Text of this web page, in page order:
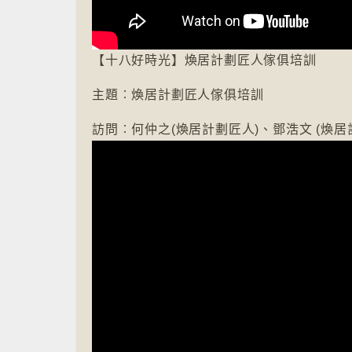
【十八好時光】煥居計劃匠人傢俱培訓
主題︰煥居計劃匠人傢俱培訓
訪問︰何仲之(煥居計劃匠人)、鄧浩文 (煥居